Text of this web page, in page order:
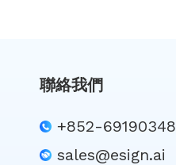
聯絡我們
+852-69190348
sales@esign.ai